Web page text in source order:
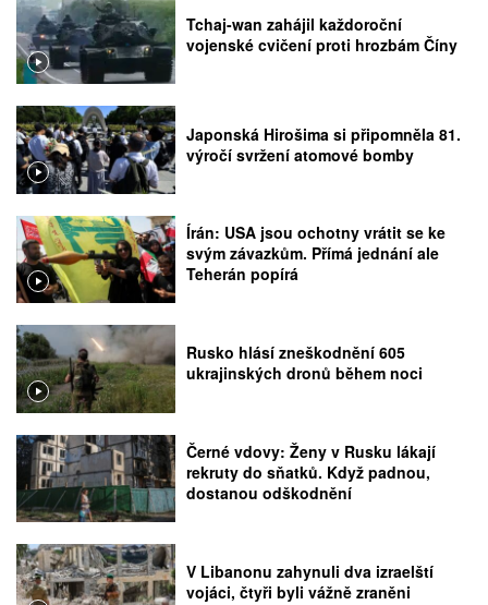
Tchaj-wan zahájil každoroční
vojenské cvičení proti hrozbám Číny
Japonská Hirošima si připomněla 81.
výročí svržení atomové bomby
Írán: USA jsou ochotny vrátit se ke
svým závazkům. Přímá jednání ale
Teherán popírá
Rusko hlásí zneškodnění 605
ukrajinských dronů během noci
Černé vdovy: Ženy v Rusku lákají
rekruty do sňatků. Když padnou,
dostanou odškodnění
V Libanonu zahynuli dva izraelští
vojáci, čtyři byli vážně zraněni